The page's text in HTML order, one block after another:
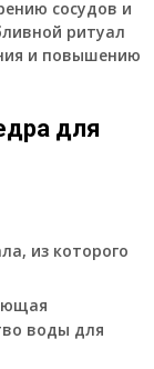
сосудов и
ритуал
и повышению
для
из которого
воды для